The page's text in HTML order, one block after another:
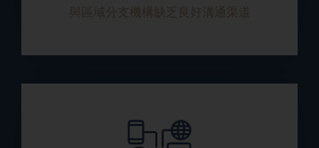
與區域分支機構缺乏良好溝通渠道